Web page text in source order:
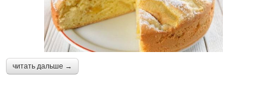
читать дальше →